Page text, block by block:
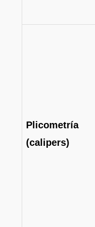
Plicometría
(calipers)